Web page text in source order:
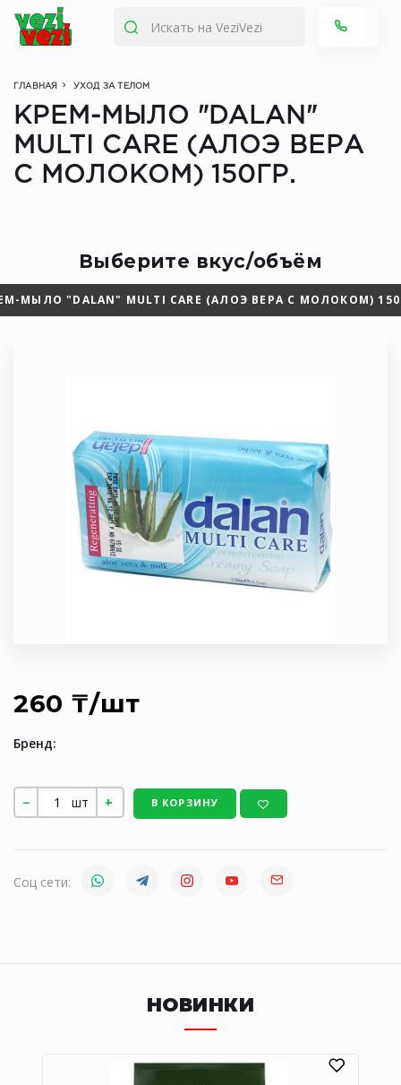
ГЛАВНАЯ УХОД ЗА ТЕЛОМ
КРЕМ-МЫЛО "DALAN"
MULTI CARE (АЛОЭ ВЕРА
С МОЛОКОМ) 150ГР.
Выберите вкус/объём
МЫЛО "DALAN" MULTI CARE (АЛОЭ ВЕРА С МОЛОКОМ)
260 ₸/шт
Бренд:
шт В КОРЗИНУ
Соц сети:
НОВИНКИ